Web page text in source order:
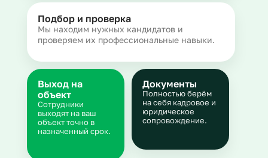
Подбор и проверка
Мы находим нужных кандидатов и
проверяем их профессиональные навыки.
Документы
Полностью берём
на себя кадровое и
юридическое
сопровождение.
Выход на
объект
Сотрудники
выходят на ваш
объект точно в
назначенный срок.